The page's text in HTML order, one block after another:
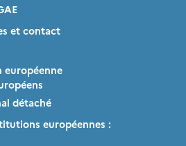
et contact
européenne
détaché
européennes :